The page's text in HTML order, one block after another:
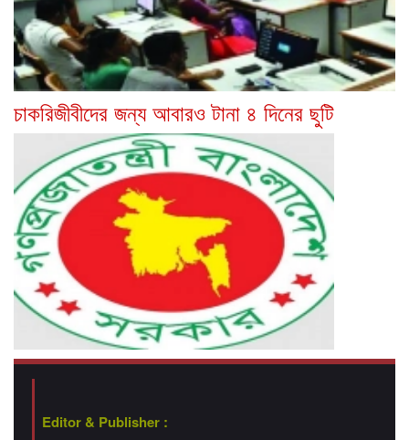
চাকরিজীবীদের জন্য আবারও টানা ৪ দিনের ছুটি
Editor & Publisher :